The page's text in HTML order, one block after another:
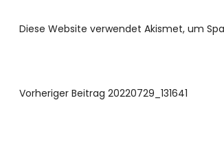
Diese Website verwendet Akismet, um
Vorheriger Beitrag 20220729_131641